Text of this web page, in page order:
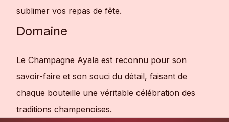
sublimer vos repas de fête.
Domaine
Le Champagne Ayala est reconnu pour son
savoir-faire et son souci du détail, faisant de
chaque bouteille une véritable célébration des
traditions champenoises.